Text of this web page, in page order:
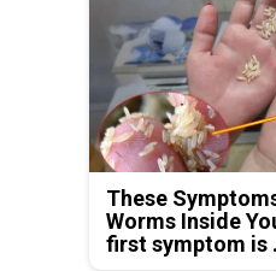
These
Worms Inside
first symptom is